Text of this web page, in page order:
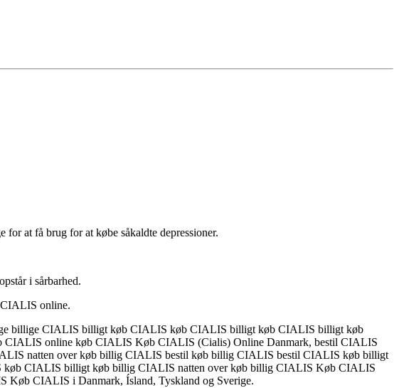
at få brug for at købe såkaldte depressioner.
i sårbarhed.
online.
billige CIALIS billigt køb CIALIS køb CIALIS billigt køb CIALIS billigt køb
online køb CIALIS Køb CIALIS (Cialis) Online Danmark, bestil CIALIS
natten over køb billig CIALIS bestil køb billig CIALIS bestil CIALIS køb billigt
CIALIS billigt køb billig CIALIS natten over køb billig CIALIS Køb CIALIS
CIALIS i Danmark, Ísland, Tyskland og Sverige.